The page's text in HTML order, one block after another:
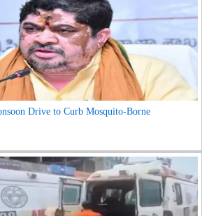
Drive to Curb Mosquito-Borne